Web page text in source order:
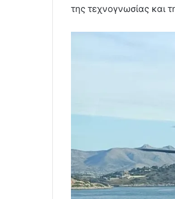
της τεχνογνωσίας και